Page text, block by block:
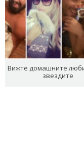
Вижте домашните
звездите